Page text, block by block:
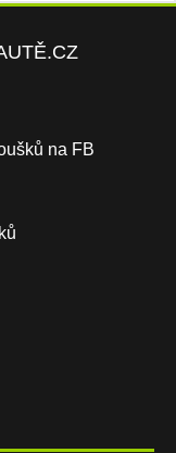
na FB